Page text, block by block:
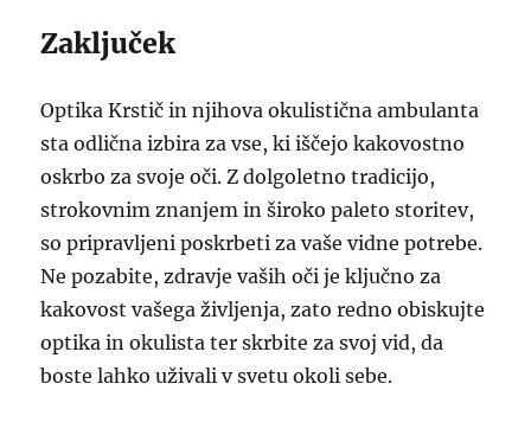
Zaključek
Optika Krstič in njihova okulistična ambulanta
sta odlična izbira za vse, ki iščejo kakovostno
oskrbo za svoje oči. Z dolgoletno tradicijo,
strokovnim znanjem in široko paleto storitev,
so pripravljeni poskrbeti za vaše vidne potrebe.
Ne pozabite, zdravje vaših oči je ključno za
kakovost vašega življenja, zato redno obiskujte
optika in okulista ter skrbite za svoj vid, da
boste lahko uživali v svetu okoli sebe.